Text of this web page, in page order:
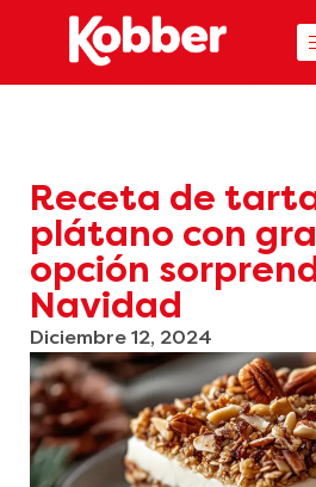
Receta de
plátano con
opción
Navidad
Diciembre 12, 2024